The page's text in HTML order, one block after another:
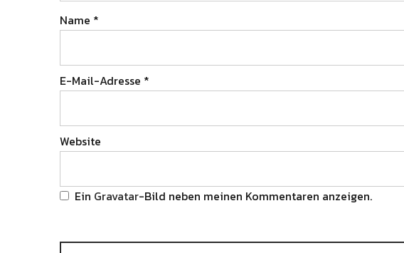
Name *
E-Mail-Adresse *
Website
Ein Gravatar-Bild neben meinen Kommentaren anzeigen.